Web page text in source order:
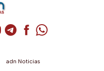
/ Twitter (se abre en una
Instagram (se abre en una
de TikTok (se abre en
Cuenta de YouTube (se abre
Cuenta de Telegram (se
Cuenta de
Cuenta de
adn Noticias